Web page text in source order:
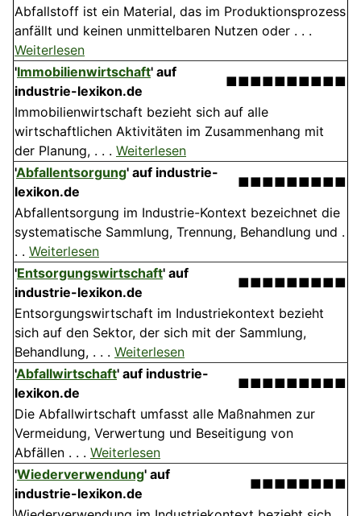
Abfallstoff ist ein Material, das im Produktionsprozess
anfällt und keinen unmittelbaren Nutzen oder . . .
Weiterlesen
'Immobilienwirtschaft' auf
industrie-lexikon.de
■■■■■■■■■■
Immobilienwirtschaft bezieht sich auf alle
wirtschaftlichen Aktivitäten im Zusammenhang mit
der Planung, . . . Weiterlesen
'Abfallentsorgung' auf industrie-
lexikon.de
■■■■■■■■■
Abfallentsorgung im Industrie-Kontext bezeichnet die
systematische Sammlung, Trennung, Behandlung und .
. . Weiterlesen
'Entsorgungswirtschaft' auf
industrie-lexikon.de
■■■■■■■■■
Entsorgungswirtschaft im Industriekontext bezieht
sich auf den Sektor, der sich mit der Sammlung,
Behandlung, . . . Weiterlesen
'Abfallwirtschaft' auf industrie-
lexikon.de
■■■■■■■■■
Die Abfallwirtschaft umfasst alle Maßnahmen zur
Vermeidung, Verwertung und Beseitigung von
Abfällen . . . Weiterlesen
'Wiederverwendung' auf
industrie-lexikon.de
■■■■■■■■